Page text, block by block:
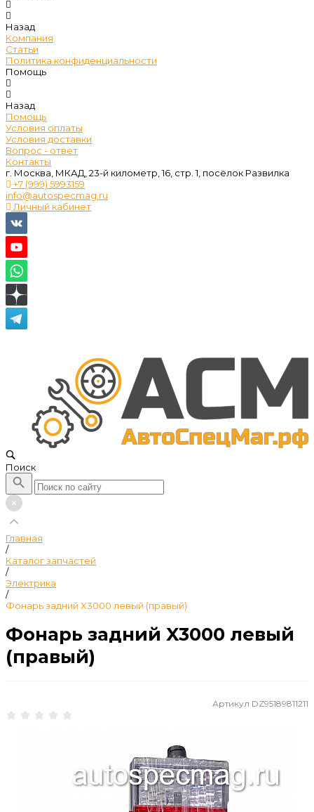
Назад
Компания
Статьи
Политика конфиденциальности
Помощь
Назад
Помощь
Условия оплаты
Условия доставки
Вопрос - ответ
Контакты
г. Москва, МКАД, 23-й километр, 16, стр. 1, посёлок Развилка
+7 (999) 5993159
info@autospecmag.ru
Личный кабинет
Поиск
Главная
/
Каталог запчастей
/
Электрика
/
Фонарь задний X3000 левый (правый)
Фонарь задний X3000 левый
(правый)
Артикул DZ95189811211